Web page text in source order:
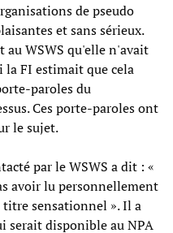
de pseudo
et sans sérieux.
au WSWS qu'elle n'avait
la FI estimait que cela
paroles du
Ces porte-paroles ont
le sujet.
par le WSWS a dit : «
avoir lu personnellement
titre sensationnel ». Il a
serait disponible au NPA